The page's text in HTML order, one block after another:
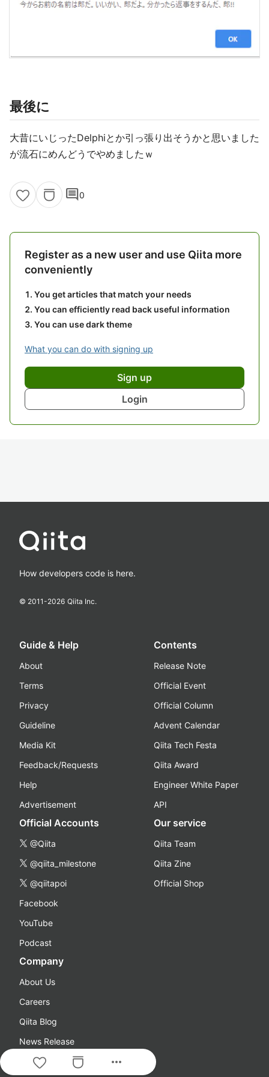
最後に
大昔にいじったDelphiとか引っ張り出そうかと思いました
が流石にめんどうでやめましたｗ
comment0
Register as a new user and use Qiita more
conveniently
You get articles that match your needs
You can efficiently read back useful information
You can use dark theme
What you can do with signing up
Sign up
Login
more_horiz
How developers code is here.
© 2011-2026 Qiita Inc.
Guide & Help
About
Terms
Privacy
Guideline
Media Kit
Feedback/Requests
Help
Advertisement
Contents
Release Note
Official Event
Official Column
Advent Calendar
Qiita Tech Festa
Qiita Award
Engineer White Paper
API
Official Accounts
@Qiita
@qiita_milestone
@qiitapoi
Facebook
YouTube
Podcast
Our service
Qiita Team
Qiita Zine
Official Shop
Company
About Us
Careers
Qiita Blog
News Release